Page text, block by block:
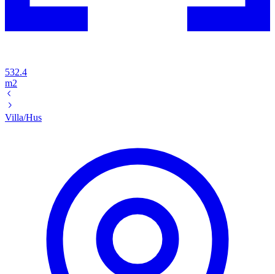
532.4
m2
Villa/Hus